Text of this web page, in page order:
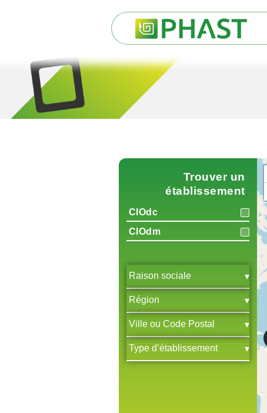
Trouver un
établissement
CIOdc
CIOdm
Raison sociale
Région
Ville ou Code Postal
Type d’établissement